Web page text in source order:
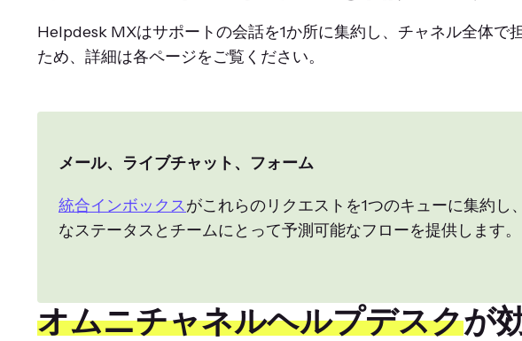
Helpdesk MXはサポートの会話を1か所に集約し、チャネル全体
ため、詳細は各ページをご覧ください。
メール、ライブチャット、フォーム
統合インボックスがこれらのリクエストを1つのキューに集約し
なステータスとチームにとって予測可能なフローを提供します。
オムニチャネルヘルプデスクが